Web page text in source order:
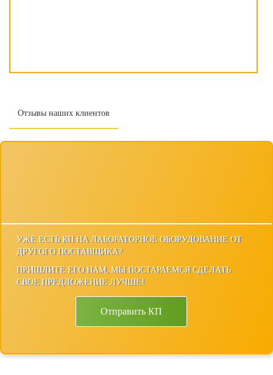
УЖЕ ЕСТЬ КП НА ЛАБОРАТОРНОЕ ОБОРУДОВАНИЕ ОТ
ДРУГОГО ПОСТАВЩИКА?
ПРИШЛИТЕ ЕГО НАМ, МЫ ПОСТАРАЕМСЯ СДЕЛАТЬ
СВОЕ ПРЕДЛОЖЕНИЕ ЛУЧШЕ!
Отправить КП
Отзывы наших клиентов